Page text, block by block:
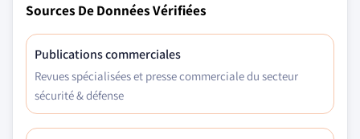
Sources De Données Vérifiées
Publications commerciales
Revues spécialisées et presse commerciale du secteur
sécurité & défense